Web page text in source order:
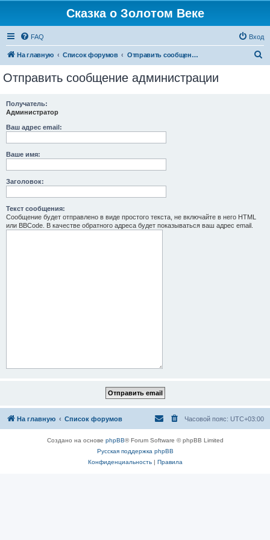
Сказка о Золотом Веке
FAQ Вход
На главную Список форумов Отправить сообщение администрации
Отправить сообщение администрации
Получатель:
Администратор
Ваш адрес email:
Ваше имя:
Заголовок:
Текст сообщения:
Сообщение будет отправлено в виде простого текста, не включайте в него HTML
или BBCode. В качестве обратного адреса будет показываться ваш адрес email.
На главную Список форумов Часовой пояс: UTC+03:00
Создано на основе phpBB® Forum Software © phpBB Limited
Русская поддержка phpBB
Конфиденциальность| Правила